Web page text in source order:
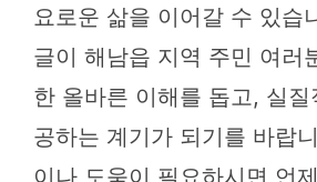
요로운 삶을 이어갈 수 있습
글이 해남읍 지역 주민 여러
한 올바른 이해를 돕고, 실질
공하는 계기가 되기를 바랍
이나 도움이 필요하시면 언